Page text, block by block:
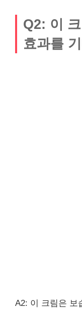
Q2: 이
효과를
A2: 이 크림은 보